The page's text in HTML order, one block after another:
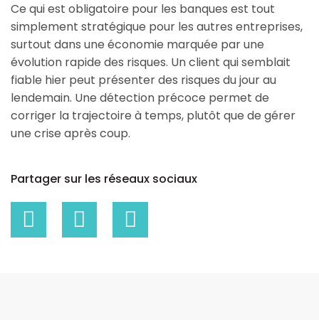
Ce qui est obligatoire pour les banques est tout
simplement stratégique pour les autres entreprises,
surtout dans une économie marquée par une
évolution rapide des risques. Un client qui semblait
fiable hier peut présenter des risques du jour au
lendemain. Une détection précoce permet de
corriger la trajectoire à temps, plutôt que de gérer
une crise après coup.
Partager sur les réseaux sociaux